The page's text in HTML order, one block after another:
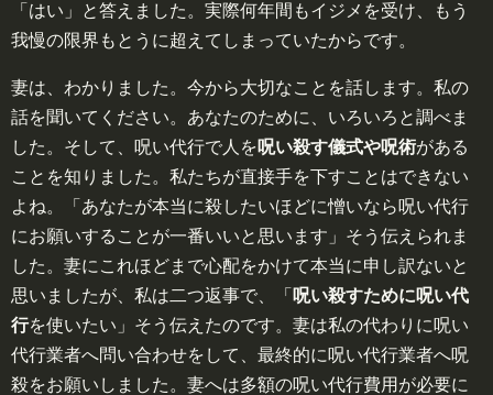
「はい」と答えました。実際何年間もイジメを受け、もう
我慢の限界もとうに超えてしまっていたからです。
妻は、わかりました。今から大切なことを話します。私の
話を聞いてください。あなたのために、いろいろと調べま
した。そして、呪い代行で人を呪い殺す儀式や呪術がある
ことを知りました。私たちが直接手を下すことはできない
よね。「あなたが本当に殺したいほどに憎いなら呪い代行
にお願いすることが一番いいと思います」そう伝えられま
した。妻にこれほどまで心配をかけて本当に申し訳ないと
思いましたが、私は二つ返事で、「 呪い殺すために呪い代
行を使いたい」そう伝えたのです。妻は私の代わりに呪い
代行業者へ問い合わせをして、最終的に呪い代行業者へ呪
殺をお願いしました。妻へは多額の呪い代行費用が必要に